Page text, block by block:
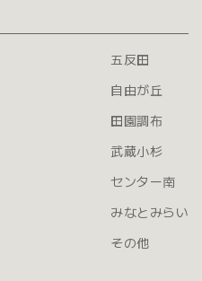
五反田
自由が丘
田園調布
武蔵小杉
センター南
みなとみらい
その他